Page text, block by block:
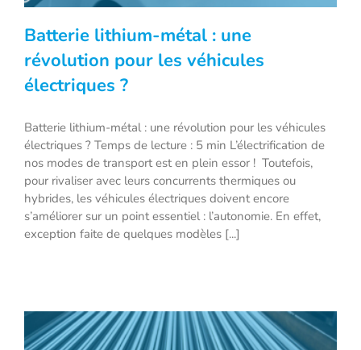
Batterie lithium-métal : une révolution
pour les véhicules électriques ?
Batterie lithium-métal : une
révolution pour les véhicules
électriques ?
Batterie lithium-métal : une révolution pour les véhicules
électriques ? Temps de lecture : 5 min L’électrification de
nos modes de transport est en plein essor ! Toutefois,
pour rivaliser avec leurs concurrents thermiques ou
hybrides, les véhicules électriques doivent encore
s’améliorer sur un point essentiel : l’autonomie. En effet,
exception faite de quelques modèles [...]